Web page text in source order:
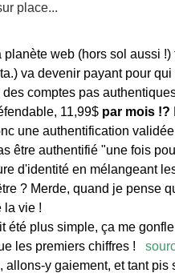
place...
planète web (hors sol aussi
va devenir payant pour
comptes pas
11,99$ par mois !?
une authentification
être authentifié "une fois
d'identité en mélangeant
? Merde, quand je pense
la vie !
été plus simple, ça me
les premiers chiffres !
allons-y gaiement, et tant